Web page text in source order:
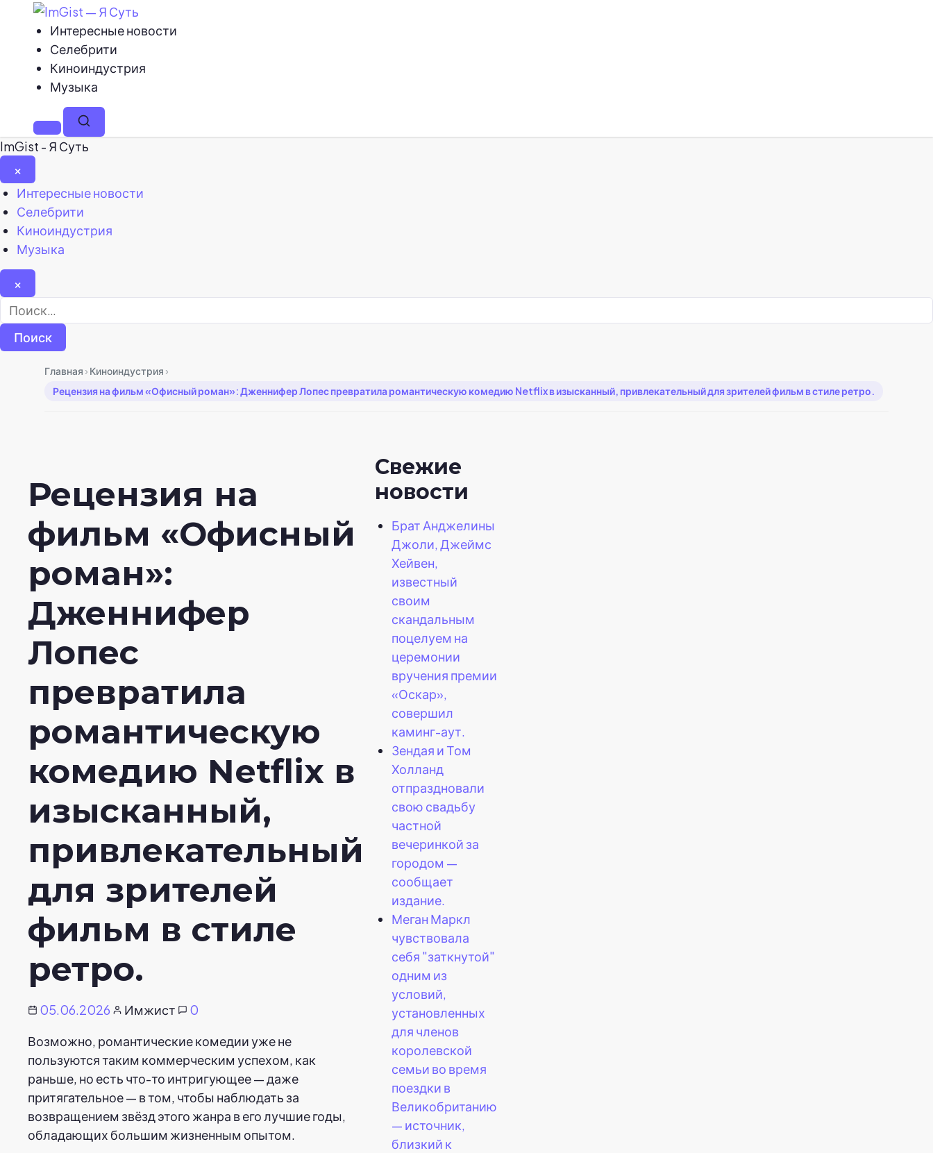
Интересные новости
Селебрити
Киноиндустрия
Музыка
МенюПоиск
ImGist - Я Суть
×
Закрыть
меню
Интересные новости
Селебрити
Киноиндустрия
Музыка
×
Найти:
Главная › Киноиндустрия ›
Рецензия на фильм «Офисный роман»: Дженнифер Лопес превратила романтическую комедию Netflix в изысканный, привлекательный для зрителей фильм в стиле ретро.
Рецензия на
фильм «Офисный
роман»:
Дженнифер
Лопес
превратила
романтическую
комедию Netflix в
изысканный,
привлекательный
для зрителей
фильм в стиле
ретро.
05.06.2026 Имжист
0
Возможно, романтические комедии уже не
пользуются таким коммерческим успехом, как
раньше, но есть что-то интригующее — даже
притягательное — в том, чтобы наблюдать за
возвращением звёзд этого жанра в его лучшие годы,
обладающих большим жизненным опытом.
Свежие
новости
Брат Анджелины
Джоли, Джеймс
Хейвен,
известный
своим
скандальным
поцелуем на
церемонии
вручения премии
«Оскар»,
совершил
каминг-аут.
Зендая и Том
Холланд
отпраздновали
свою свадьбу
частной
вечеринкой за
городом —
сообщает
издание.
Меган Маркл
чувствовала
себя "заткнутой"
одним из
условий,
установленных
для членов
королевской
семьи во время
поездки в
Великобританию
— источник,
близкий к